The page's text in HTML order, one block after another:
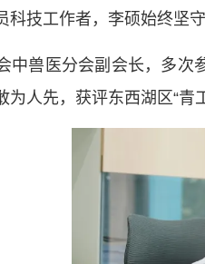
科技工作者，李硕始终坚
中兽医分会副会长，多次
人先，获评东西湖区“青